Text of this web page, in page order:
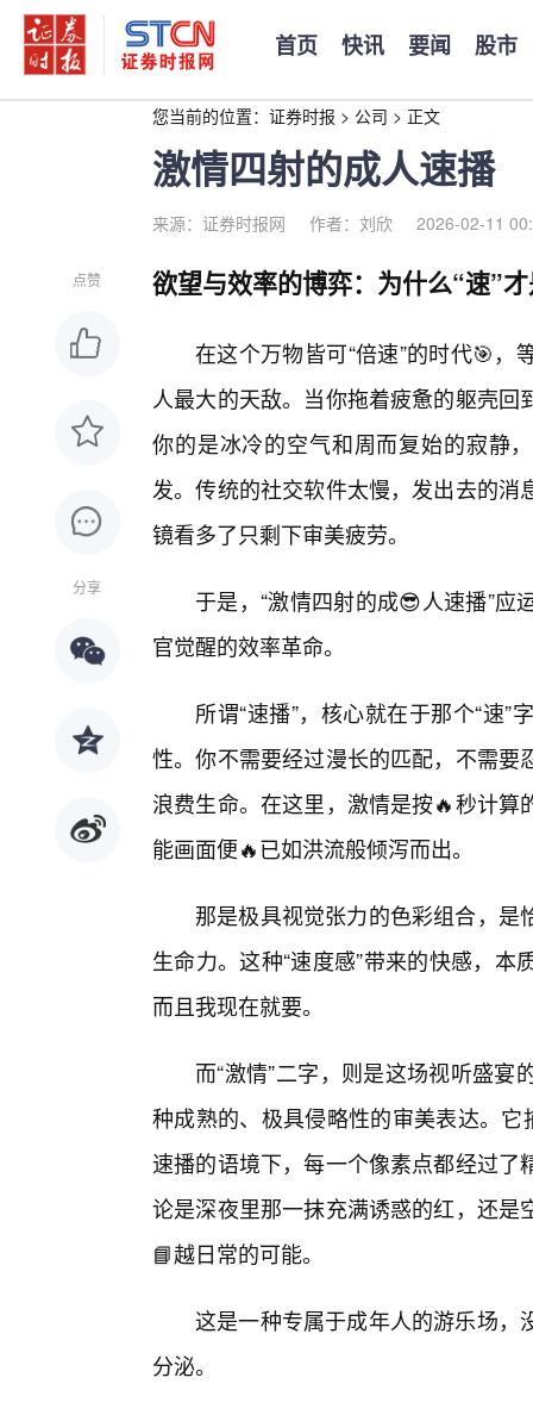
首页 快讯 要闻 股市
您当前的位置： 证券时报 > 公司 > 正文
激情四射的成人速播
来源：证券时报网 作者：刘欣 2026-02-11
点赞
分享
欲望与效率的博弈：为什么“速”
在这个万物皆可“倍速”的时代🎯
人最大的天敌。当你拖着疲惫的躯壳
你的是冰冷的空气和周而复始的寂静
发。传统的社交软件太慢，发出去的
镜看多了只剩下审美疲劳。
于是，“激情四射的成😎人速播”
官觉醒的效率革命。
所谓“速播”，核心就在于那个“速
性。你不需要经过漫长的匹配，不需
浪费生命。在这里，激情是按🔥秒计
能画面便🔥已如洪流般倾泻而出。
那是极具视觉张力的色彩组合，
生命力。这种“速度感”带来的快感，
而且我现在就要。
而“激情”二字，则是这场视听盛
种成熟的、极具侵略性的审美表达。
速播的语境下，每一个像素点都经过
论是深夜里那一抹充满诱惑的红，还
📘越日常的可能。
这是一种专属于成年人的游乐场，
分泌。